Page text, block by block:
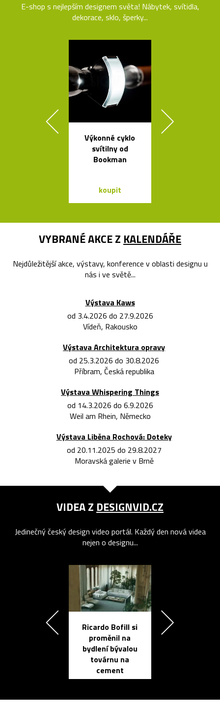
E-shop s nejlepším designem světa! Nábytek, svítidla,
dekorace, sklo, šperky...
Výkonné cyklo
svítilny od
Bookman
koupit
VYBRANÉ AKCE Z KALENDÁŘE
Nejdůležitější akce, výstavy, konference v oblasti designu u
nás i ve světě...
Výstava Kaws
od 3.4.2026 do 27.9.2026
Vídeň, Rakousko
Výstava Architektura opravy
od 25.3.2026 do 30.8.2026
Příbram, Česká republika
Výstava Whispering Things
od 14.3.2026 do 6.9.2026
Weil am Rhein, Německo
Výstava Liběna Rochová: Doteky
od 20.11.2025 do 29.8.2027
Moravská galerie v Brně
VIDEA Z DESIGNVID.CZ
Jedinečný český design video portál. Každý den nová videa
nejen o designu...
Ricardo Bofill si
proměnil na
bydlení bývalou
továrnu na
cement